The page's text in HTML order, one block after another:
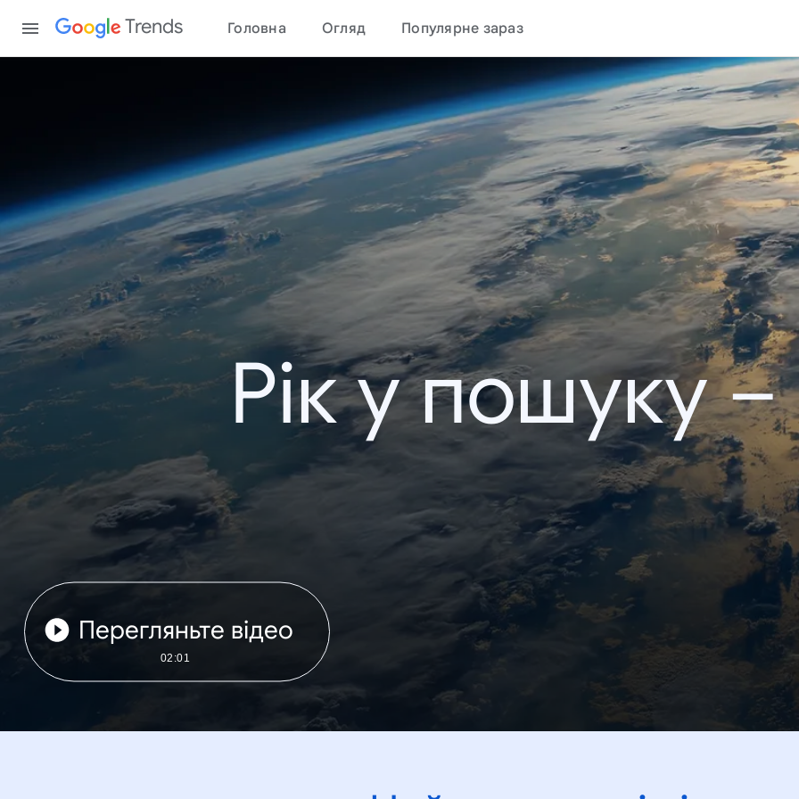
Trends Головна Огляд Популярне зараз
Рік у пошуку –
Перегляньте відео
02:01